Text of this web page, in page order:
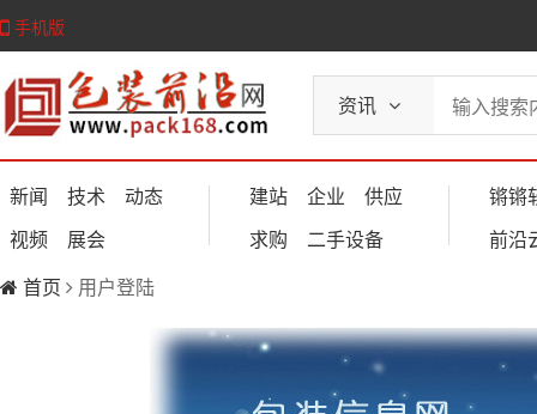
手机版
资讯
新闻 技术
动态
视频
展会
建站 企业
供应
求购
二手设备
锵锵
前沿
首页
用户登陆